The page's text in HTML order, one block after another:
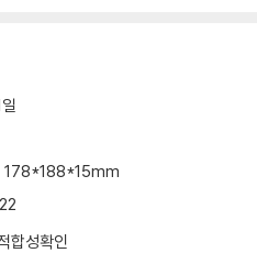
합성확인